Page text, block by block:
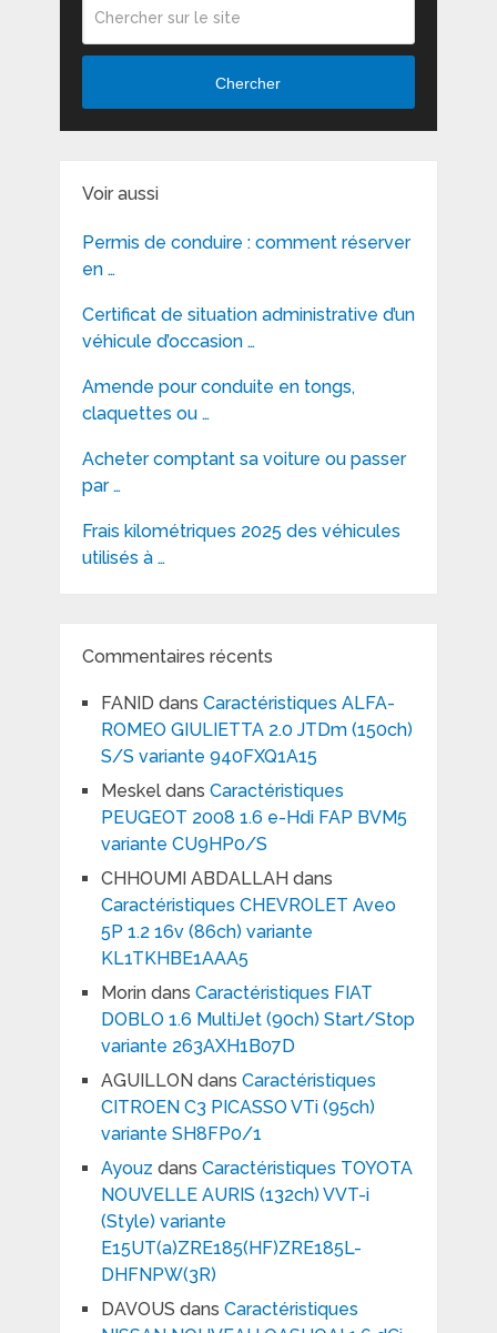
Chercher
Voir aussi
Permis de conduire : comment réserver
en …
Certificat de situation administrative d’un
véhicule d’occasion …
Amende pour conduite en tongs,
claquettes ou …
Acheter comptant sa voiture ou passer
par …
Frais kilométriques 2025 des véhicules
utilisés à …
Commentaires récents
FANID dans Caractéristiques ALFA-
ROMEO GIULIETTA 2.0 JTDm (150ch)
S/S variante 940FXQ1A15
Meskeldans Caractéristiques
PEUGEOT 2008 1.6 e-Hdi FAP BVM5
variante CU9HP0/S
CHHOUMI ABDALLAH dans
Caractéristiques CHEVROLET Aveo
5P 1.2 16v (86ch) variante
KL1TKHBE1AAA5
Morindans Caractéristiques FIAT
DOBLO 1.6 MultiJet (90ch) Start/Stop
variante 263AXH1B07D
AGUILLON dans Caractéristiques
CITROEN C3 PICASSO VTi (95ch)
variante SH8FP0/1
Ayouz dans Caractéristiques TOYOTA
NOUVELLE AURIS (132ch) VVT-i
(Style) variante
E15UT(a)ZRE185(HF)ZRE185L-
DHFNPW(3R)
DAVOUS dans Caractéristiques